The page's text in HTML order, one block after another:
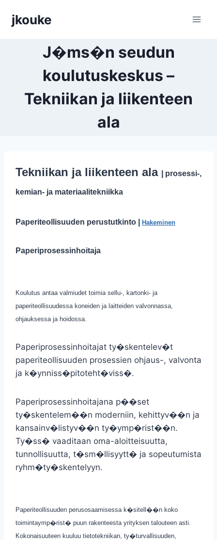
sisältöön
jkouke
J�ms�n seudun
koulutuskeskus –
Tekniikan ja liikenteen
ala
Tekniikan ja liikenteen ala | prosessi-,
kemian- ja materiaalitekniikka
Paperiteollisuuden perustutkinto | Hakeminen
Paperiprosessinhoitaja
Koulutus antaa valmiudet toimia sellu-, kartonki- ja
paperiteollisuudessa koneiden ja laitteiden valvonnassa,
ohjauksessa ja hoidossa.
Paperiprosessinhoitajat ty�skentelev�t
paperiteollisuuden prosessien ohjaus-, valvonta
ja k�ynniss�pitoteht�viss�.
Paperiprosessinhoitajana p��set
ty�skentelem��n moderniin, kehittyv��n ja
kansainv�listyv��n ty�ymp�rist��n.
Ty�ss� vaaditaan oma-aloitteisuutta,
tunnollisuutta, t�sm�llisyytt� ja sopeutumista
ryhm�ty�skentelyyn.
Paperiteollisuuden perusosaamisessa k�sitell��n koko
toimintaymp�rist� puun rakenteesta yrityksen talouteen asti.
Kokonaisuuteen kuuluu tietotekniikan, ty�turvallisuuden,